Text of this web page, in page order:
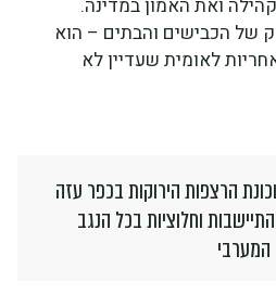
ואת האמון במדינה.
של הכבישים והבתים – הוא
לאומית שעדיין לא
הרצפות הירוקות בכפר עזה
וחלוציות בכל הנגב
המערבי